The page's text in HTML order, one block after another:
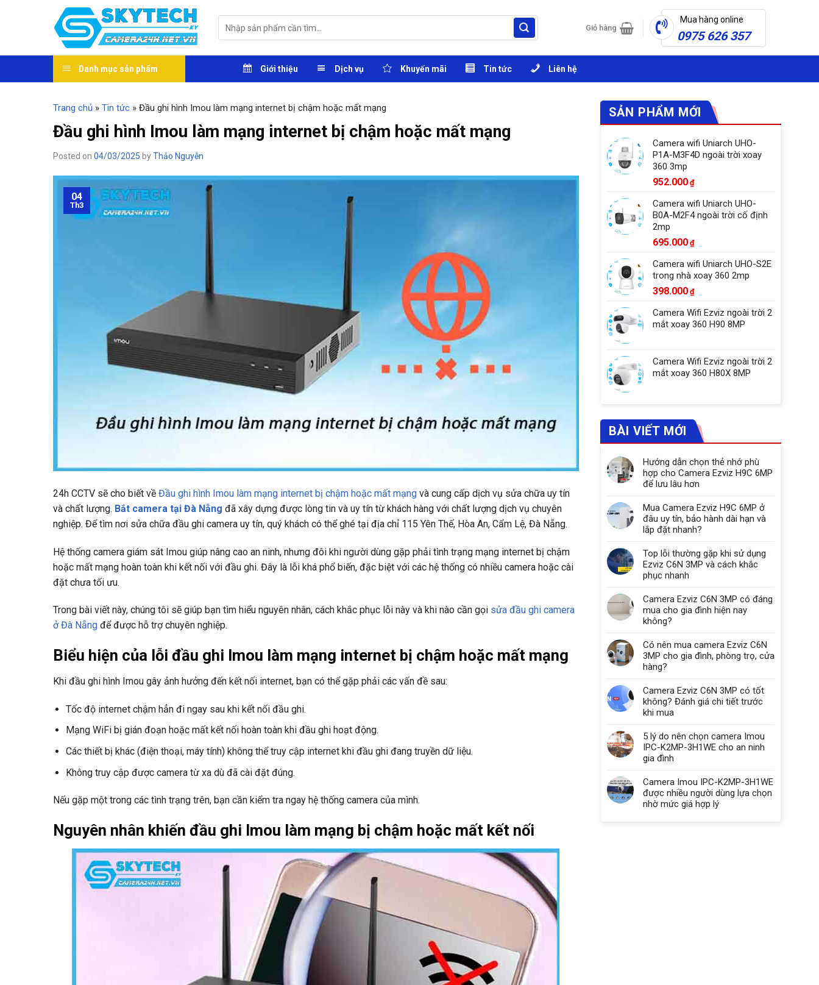
kiếm:
Giỏ hàng
Mua hàng online
0975 626 357
Danh mục sản phẩm Giới thiệu Dịch vụ Khuyến mãi Tin tức Liên hệ
Trang chủ » Tin tức » Đầu ghi hình Imou làm mạng internet bị chậm hoặc mất mạng
Đầu ghi hình Imou làm mạng internet bị chậm hoặc mất mạng
Posted on 04/03/2025 byThảo Nguyễn
04
Th3
24h CCTV sẽ cho biết về Đầu ghi hình Imou làm mạng internet bị chậm hoặc mất mạng và cung cấp dịch vụ sửa chữa uy tín
và chất lượng. Bắt camera tại Đà Nẵng đã xây dựng được lòng tin và uy tín từ khách hàng với chất lượng dịch vụ chuyên
nghiệp. Để tìm nơi sửa chữa đầu ghi camera uy tín, quý khách có thể ghé tại địa chỉ 115 Yên Thế, Hòa An, Cẩm Lệ, Đà Nẵng.
Hệ thống camera giám sát Imou giúp nâng cao an ninh, nhưng đôi khi người dùng gặp phải tình trạng mạng internet bị chậm
hoặc mất mạng hoàn toàn khi kết nối với đầu ghi. Đây là lỗi khá phổ biến, đặc biệt với các hệ thống có nhiều camera hoặc cài
đặt chưa tối ưu.
Trong bài viết này, chúng tôi sẽ giúp bạn tìm hiểu nguyên nhân, cách khắc phục lỗi này và khi nào cần gọi sửa đầu ghi camera
ở Đà Nẵng để được hỗ trợ chuyên nghiệp.
Biểu hiện của lỗi đầu ghi Imou làm mạng internet bị chậm hoặc mất mạng
Khi đầu ghi hình Imou gây ảnh hưởng đến kết nối internet, bạn có thể gặp phải các vấn đề sau:
Tốc độ internet chậm hẳn đi ngay sau khi kết nối đầu ghi.
Mạng WiFi bị gián đoạn hoặc mất kết nối hoàn toàn khi đầu ghi hoạt động.
Các thiết bị khác (điện thoại, máy tính) không thể truy cập internet khi đầu ghi đang truyền dữ liệu.
Không truy cập được camera từ xa dù đã cài đặt đúng.
Nếu gặp một trong các tình trạng trên, bạn cần kiểm tra ngay hệ thống camera của mình.
Nguyên nhân khiến đầu ghi Imou làm mạng bị chậm hoặc mất kết nối
SẢN PHẨM MỚI
Camera wifi Uniarch UHO-
P1A-M3F4D ngoài trời xoay
360 3mp
952.000 ₫
Camera wifi Uniarch UHO-
B0A-M2F4 ngoài trời cố định
2mp
695.000 ₫
Camera wifi Uniarch UHO-S2E
trong nhà xoay 360 2mp
398.000 ₫
Camera Wifi Ezviz ngoài trời 2
mắt xoay 360 H90 8MP
Camera Wifi Ezviz ngoài trời 2
mắt xoay 360 H80X 8MP
BÀI VIẾT MỚI
Hướng dẫn chọn thẻ nhớ phù
hợp cho Camera Ezviz H9C 6MP
để lưu lâu hơn
Mua Camera Ezviz H9C 6MP ở
đâu uy tín, bảo hành dài hạn và
lắp đặt nhanh?
Top lỗi thường gặp khi sử dụng
Ezviz C6N 3MP và cách khắc
phục nhanh
Camera Ezviz C6N 3MP có đáng
mua cho gia đình hiện nay
không?
Có nên mua camera Ezviz C6N
3MP cho gia đình, phòng trọ, cửa
hàng?
Camera Ezviz C6N 3MP có tốt
không? Đánh giá chi tiết trước
khi mua
5 lý do nên chọn camera Imou
IPC-K2MP-3H1WE cho an ninh
gia đình
Camera Imou IPC-K2MP-3H1WE
được nhiều người dùng lựa chọn
nhờ mức giá hợp lý